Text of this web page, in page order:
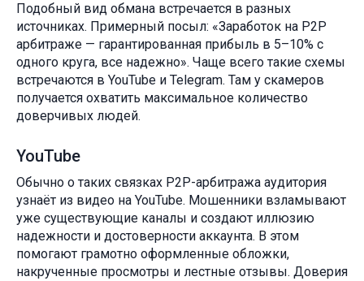
Подобный вид обмана встречается в разных
источниках. Примерный посыл: «Заработок на P2P
арбитраже — гарантированная прибыль в 5–10% с
одного круга, все надежно». Чаще всего такие схемы
встречаются в YouTube и Telegram. Там у скамеров
получается охватить максимальное количество
доверчивых людей.
YouTube
Обычно о таких связках P2P-арбитража аудитория
узнаёт из видео на YouTube. Мошенники взламывают
уже существующие каналы и создают иллюзию
надежности и достоверности аккаунта. В этом
помогают грамотно оформленные обложки,
накрученные просмотры и лестные отзывы. Доверия